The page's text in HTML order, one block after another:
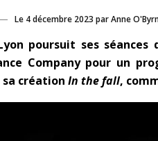
Le 4 décembre 2023 parAnne
poursuit ses séances
Company pour un
création In the fall,